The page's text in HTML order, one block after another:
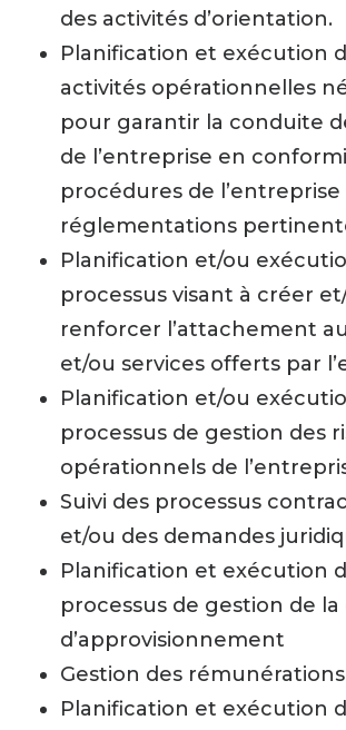
des activités d’orientation.
Planification et exécution
activités opérationnelles
pour garantir la conduite
de l’entreprise en
procédures de
réglementations
Planification et/ou
processus visant à créer
renforcer l’attachement
et/ou services offerts par
Planification et/ou
processus de gestion des
opérationnels de
Suivi des processus
et/ou des demandes
Planification et exécution
processus de gestion de
d’approvisionnement
Gestion des rémunérations
Planification et exécution